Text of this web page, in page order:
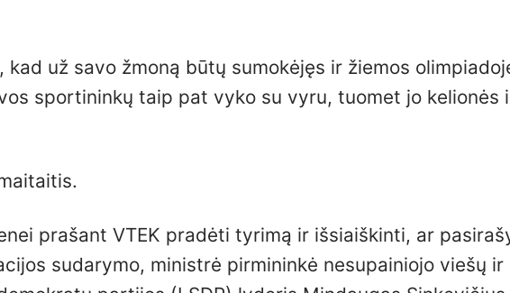
už savo žmoną būtų sumokėjęs ir žiemos
sportininkų taip pat vyko su vyru, tuomet jo kelionės
prašant VTEK pradėti tyrimą ir išsiaiškinti, ar
sudarymo, ministrė pirmininkė nesupainiojo viešų ir